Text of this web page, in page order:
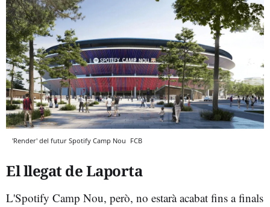
'Render' del futur Spotify Camp Nou FCB
El llegat de Laporta
L'Spotify Camp Nou, però, no estarà acabat fins a finals